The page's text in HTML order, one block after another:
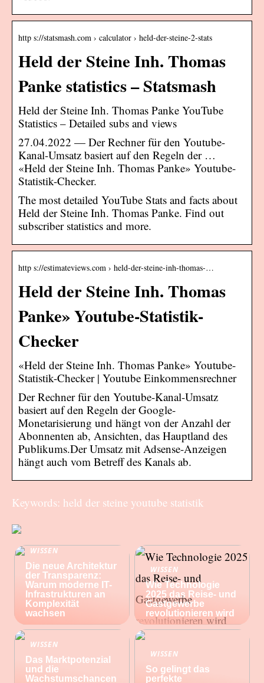
http s://statsmash.com › calculator › held-der-steine-2-stats
Held der Steine Inh. Thomas
Panke statistics – Statsmash
Held der Steine Inh. Thomas Panke YouTube
Statistics – Detailed subs and views
27.04.2022 — Der Rechner für den Youtube-
Kanal-Umsatz basiert auf den Regeln der …
«Held der Steine Inh. Thomas Panke» Youtube-
Statistik-Checker.
The most detailed YouTube Stats and facts about
Held der Steine Inh. Thomas Panke. Find out
subscriber statistics and more.
http s://estimateviews.com › held-der-steine-inh-thomas-…
Held der Steine Inh. Thomas
Panke» Youtube-Statistik-
Checker
«Held der Steine Inh. Thomas Panke» Youtube-
Statistik-Checker | Youtube Einkommensrechner
Der Rechner für den Youtube-Kanal-Umsatz
basiert auf den Regeln der Google-
Monetarisierung und hängt von der Anzahl der
Abonnenten ab, Ansichten, das Hauptland des
Publikums.Der Umsatz mit Adsense-Anzeigen
hängt auch vom Betreff des Kanals ab.
Keywords: held der steine youtube statistik
WISSEN
Die neue Architektur
der Transparenz:
Warum moderne IT-
Infrastrukturen an
Komplexität
wachsen
WISSEN
Wie Technologie
2025 das Reise- und
Gastgewerbe
revolutionieren wird
WISSEN
Das Marktpotenzial
und die
Wachstumschancen
WISSEN
So gelingt das
perfekte